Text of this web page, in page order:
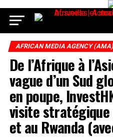
AFRICAN MEDIA AGENCY (AMA)
De l’Afrique à
vague d’un Sud
en poupe,
visite stratégique
et au Rwanda